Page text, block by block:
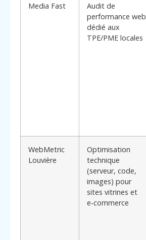
Media Fast
Audit de
performance web
dédié aux
TPE/PME locales
WebMetric
Louvière
Optimisation
technique
(serveur, code,
images) pour
sites vitrines et
e‑commerce